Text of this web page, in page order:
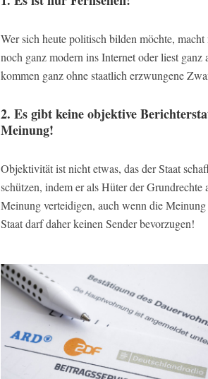
Wer sich heute politisch bilden möchte,
noch ganz modern ins Internet oder liest
kommen ganz ohne staatlich erzwungene
2. Es gibt keine objektive
Meinung!
Objektivität ist nicht etwas, das der Staat
schützen, indem er als Hüter der
Meinung verteidigen, auch wenn die
Staat darf daher keinen Sender bevorzugen!